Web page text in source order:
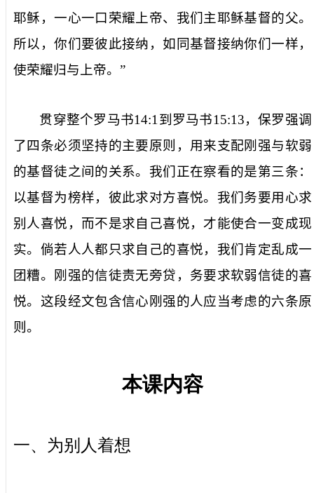
耶稣，一心一口荣耀上帝、我们主耶稣基督的父。
所以，你们要彼此接纳，如同基督接纳你们一样，
使荣耀归与上帝。”
贯穿整个罗马书14:1 到罗马书15:13，保罗强调
了四条必须坚持的主要原则，用来支配刚强与软弱
的基督徒之间的关系。我们正在察看的是第三条：
以基督为榜样，彼此求对方喜悦。我们务要用心求
别人喜悦，而不是求自己喜悦，才能使合一变成现
实。倘若人人都只求自己的喜悦，我们肯定乱成一
团糟。刚强的信徒责无旁贷，务要求软弱信徒的喜
悦。这段经文包含信心刚强的人应当考虑的六条原
则。
本课内容
一、为别人着想